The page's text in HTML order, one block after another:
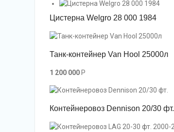
Цистерна Welgro 28 000 1984
Танк-контейнер Van Hool 25000л
1 200 000 P
Контейнеровоз Dennison 20/30 фт.